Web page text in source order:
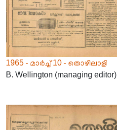
1965 - മാർച്ച് 10 - തൊഴിലാളി
B. Wellington (managing editor)